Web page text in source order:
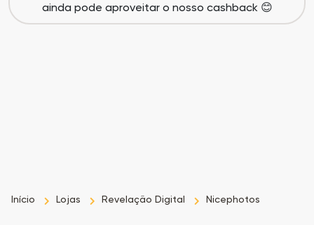
os
as
ainda pode aproveitar o nosso cashback 😊
Início Lojas Revelação Digital Nicephotos